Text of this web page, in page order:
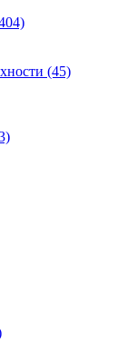
(45)